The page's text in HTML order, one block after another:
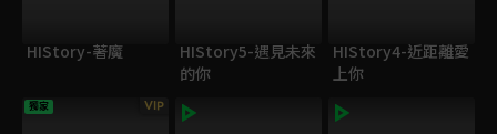
HIStory-著魔
HIStory5-遇見未來
的你
HIStory4-近距離愛
上你
VIP
獨家